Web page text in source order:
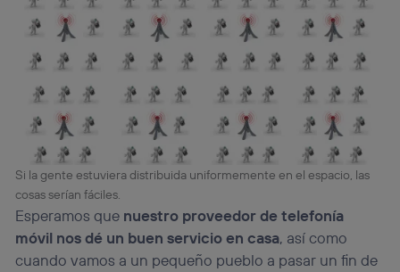
Si la gente estuviera distribuida uniformemente en el espacio, las
cosas serían fáciles.
Esperamos que nuestro proveedor de telefonía
móvil nos dé un buen servicio en casa, así como
cuando vamos a un pequeño pueblo a pasar un fin de